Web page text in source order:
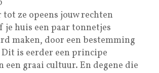
tot ze opeens jouw rechten
je huis een paar tonnetjes
maken, door een bestemming
is eerder een principe
een graai cultuur. En degene die